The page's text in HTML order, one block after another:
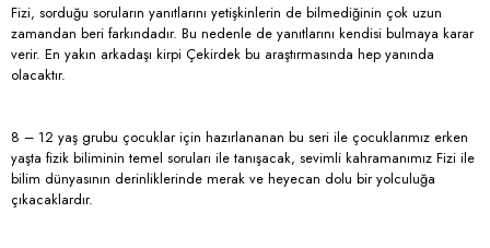
Fizi, sorduğu soruların yanıtlarını yetişkinlerin de bilmediğinin çok uzun
zamandan beri farkındadır. Bu nedenle de yanıtlarını kendisi bulmaya karar
verir. En yakın arkadaşı kirpi Çekirdek bu araştırmasında hep yanında
olacaktır.
8 – 12 yaş grubu çocuklar için hazırlananan bu seri ile çocuklarımız erken
yaşta fizik biliminin temel soruları ile tanışacak, sevimli kahramanımız Fizi ile
bilim dünyasının derinliklerinde merak ve heyecan dolu bir yolculuğa
çıkacaklardır.